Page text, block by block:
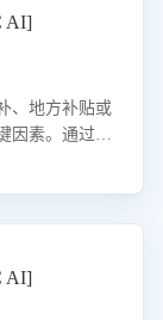
AI]
、地方补贴或
因素。通过AI
AI]